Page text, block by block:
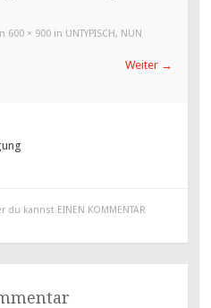
600 × 900 in UNTYPISCH, NUN
Weiter →
du kannst EINEN KOMMENTAR